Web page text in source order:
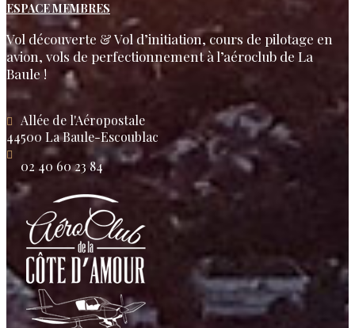
ESPACE MEMBRES
Vol découverte & Vol d’initiation, cours de pilotage en
avion, vols de perfectionnement à l’aéroclub de La
Baule !
Allée de l'Aéropostale
44500 La Baule-Escoublac
02 40 60 23 84